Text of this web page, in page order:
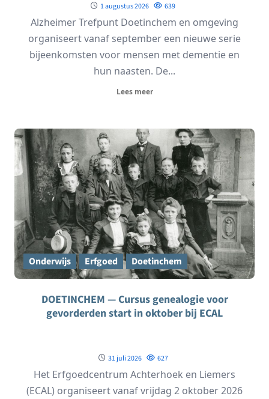
1 augustus 2026 639
Alzheimer Trefpunt Doetinchem en omgeving
organiseert vanaf september een nieuwe serie
bijeenkomsten voor mensen met dementie en
hun naasten. De...
Lees meer
Onderwijs Erfgoed Doetinchem
DOETINCHEM — Cursus genealogie voor
gevorderden start in oktober bij ECAL
31 juli 2026 627
Het Erfgoedcentrum Achterhoek en Liemers
(ECAL) organiseert vanaf vrijdag 2 oktober 2026